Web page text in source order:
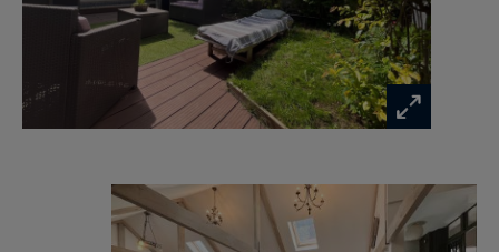
salle de sport.
Au premier étage un palier dessert deux
chambres et une salle de douche avec toilettes.
avec toilettes.